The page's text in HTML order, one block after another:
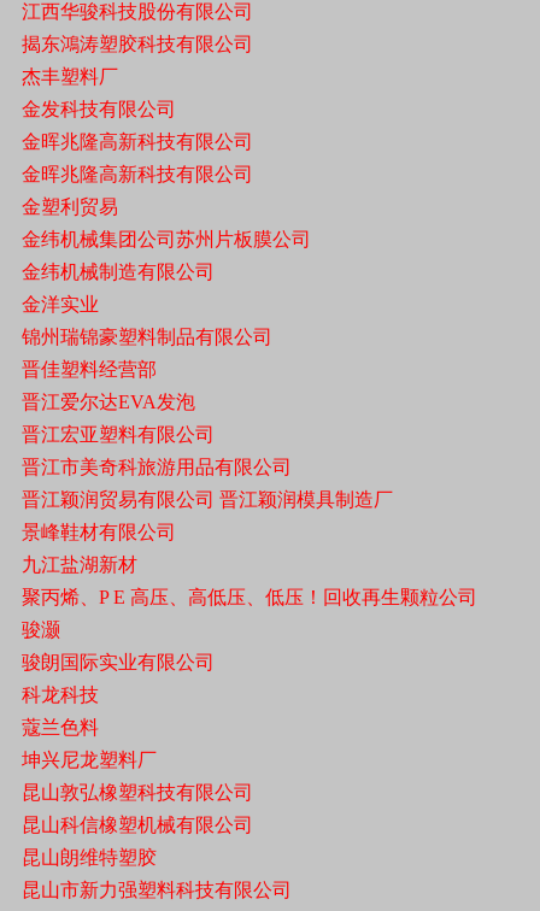
江西华骏科技股份有限公司
揭东鴻涛塑胶科技有限公司
杰丰塑料厂
金发科技有限公司
金晖兆隆高新科技有限公司
金晖兆隆高新科技有限公司
金塑利贸易
金纬机械集团公司苏州片板膜公司
金纬机械制造有限公司
金洋实业
锦州瑞锦豪塑料制品有限公司
晋佳塑料经营部
晋江爱尔达EVA发泡
晋江宏亚塑料有限公司
晋江市美奇科旅游用品有限公司
晋江颖润贸易有限公司 晋江颖润模具制造厂
景峰鞋材有限公司
九江盐湖新材
聚丙烯、P E 高压、高低压、低压！回收再生颗粒公司
骏灏
骏朗国际实业有限公司
科龙科技
蔻兰色料
坤兴尼龙塑料厂
昆山敦弘橡塑科技有限公司
昆山科信橡塑机械有限公司
昆山朗维特塑胶
昆山市新力强塑料科技有限公司